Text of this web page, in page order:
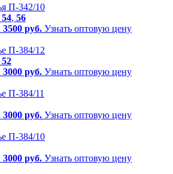
П-342/10
54, 56
3500 руб. Узнать оптовую цену
П-384/12
52
3000 руб. Узнать оптовую цену
П-384/11
3000 руб. Узнать оптовую цену
П-384/10
3000 руб. Узнать оптовую цену